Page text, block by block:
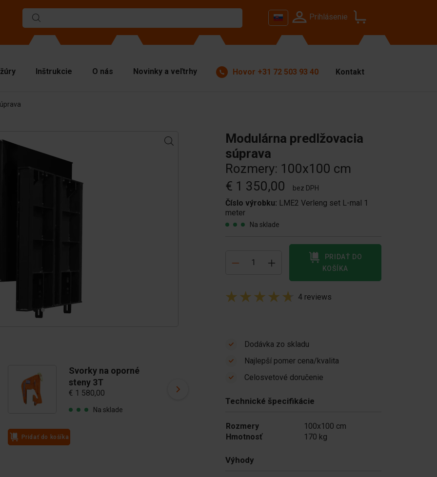
Prihlásenie
dosky
materiály
technika
diely
Inštrukcie O nás Novinky a veľtrhy Hovor +31 72 503 93 40 Kontakt
Modulárna predlžovacia
súprava
Rozmery: 100x100 cm
€ 1 350,00
bez DPH
Číslo výrobku: LME2 Verleng set L-mal 1
meter
Na sklade
KOŠÍKA
4 reviews
Svorky na oporné
steny 3T
€ 1 580,00
Na sklade
Pridať do košíka
steny 5T
Dodávka zo skladu
Najlepší pomer cena/kvalita
Celosvetové doručenie
Technické špecifikácie
Rozmery
100x100 cm
Hmotnosť
170 kg
Výhody